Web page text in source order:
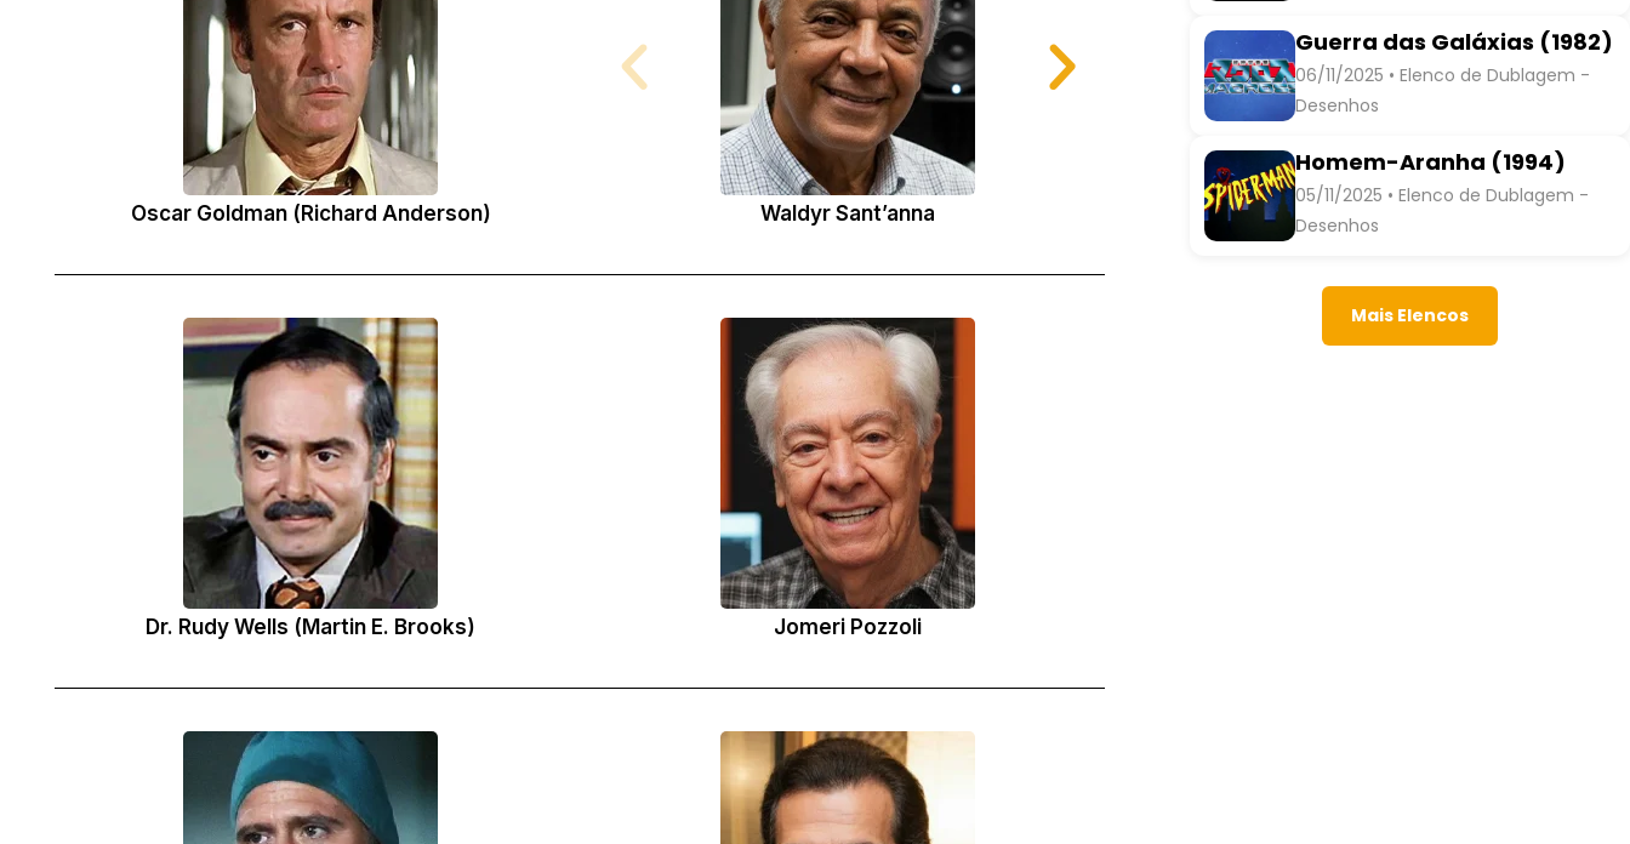
Oscar Goldman (Richard Anderson) Waldyr Sant’anna Maurício Barroso
Dr. Rudy Wells (Martin E. Brooks) Jomeri Pozzoli
Guerra das Galáxias (1982)
06/11/2025 • Elenco de Dublagem -
Desenhos
Homem-Aranha (1994)
05/11/2025 • Elenco de Dublagem -
Desenhos
Mais Elencos